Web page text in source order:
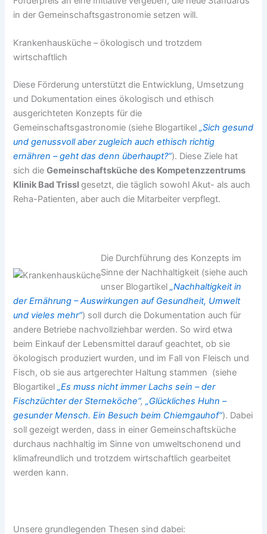
in der Gemeinschaftsgastronomie setzen will.
Krankenhausküche – ökologisch und trotzdem
wirtschaftlich
Diese Förderung unterstützt die Entwicklung, Umsetzung
und Dokumentation eines ökologisch und ethisch
ausgerichteten Konzepts für die
Gemeinschaftsgastronomie (siehe Blogartikel„Sich gesund
und genussvoll aber zugleich auch ethisch richtig
ernähren – geht das denn überhaupt?“). Diese Ziele hat
sich dieGemeinschaftsküche des Kompetenzzentrums
Klinik Bad Trisslgesetzt, die täglich sowohl Akut- als auch
Reha-Patienten, aber auch die Mitarbeiter verpflegt.
Die Durchführung des Konzepts im
Sinne der Nachhaltigkeit (siehe auch
unser Blogartikel„Nachhaltigkeit in
der Ernährung – Auswirkungen auf Gesundheit, Umwelt
und vieles mehr“) soll durch die Dokumentation auch für
andere Betriebe nachvollziehbar werden. So wird etwa
beim Einkauf der Lebensmittel darauf geachtet, ob sie
ökologisch produziert wurden, und im Fall von Fleisch und
Fisch, ob sie aus artgerechter Haltung stammen (siehe
Blogartikel„Es muss nicht immer Lachs sein – der
Fischzüchter der Sterneköche“, „Glückliches Huhn –
gesunder Mensch. Ein Besuch beim Chiemgauhof“). Dabei
soll gezeigt werden, dass in einer Gemeinschaftsküche
durchaus nachhaltig im Sinne von umweltschonend und
klimafreundlich und trotzdem wirtschaftlich gearbeitet
werden kann.
Unsere grundlegenden Thesen sind dabei: